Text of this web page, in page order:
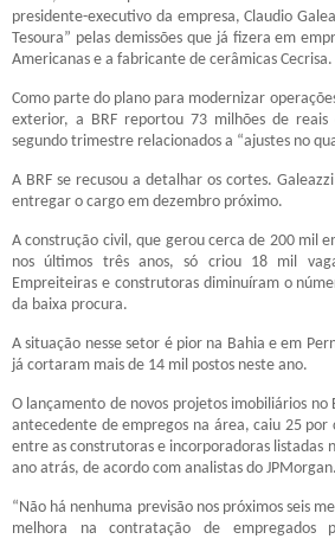
presidente-executivo da empresa, Claudio
Tesoura” pelas demissões que já fizera em
Americanas e a fabricante de cerâmicas Cecrisa.
Como parte do plano para modernizar
exterior, a BRF reportou 73 milhões de reais
segundo trimestre relacionados a “ajustes no
A BRF se recusou a detalhar os cortes.
entregar o cargo em dezembro próximo.
A construção civil, que gerou cerca de 200 mil
nos últimos três anos, só criou 18 mil
Empreiteiras e construtoras diminuíram o
da baixa procura.
A situação nesse setor é pior na Bahia e em
já cortaram mais de 14 mil postos neste ano.
O lançamento de novos projetos imobiliários
antecedente de empregos na área, caiu 25
entre as construtoras e incorporadoras listadas
ano atrás, de acordo com analistas do JPMorgan.
“Não há nenhuma previsão nos próximos seis
melhora na contratação de empregados